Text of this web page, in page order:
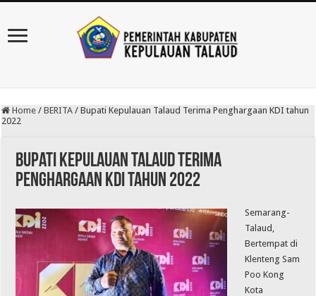
Home / BERITA / Bupati Kepulauan Talaud Terima Penghargaan KDI tahun
2022
Bupati Kepulauan Talaud Terima
Penghargaan KDI tahun 2022
Semarang-
Talaud,
Bertempat di
Klenteng Sam
Poo Kong
Kota